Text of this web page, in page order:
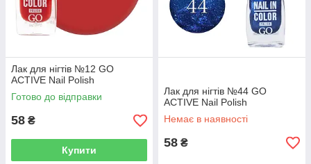
Лак для нігтів №12 GO
ACTIVE Nail Polish
Готово до відправки
58 ₴
Купити
Лак для нігтів №44 GO
ACTIVE Nail Polish
Немає в наявності
58 ₴